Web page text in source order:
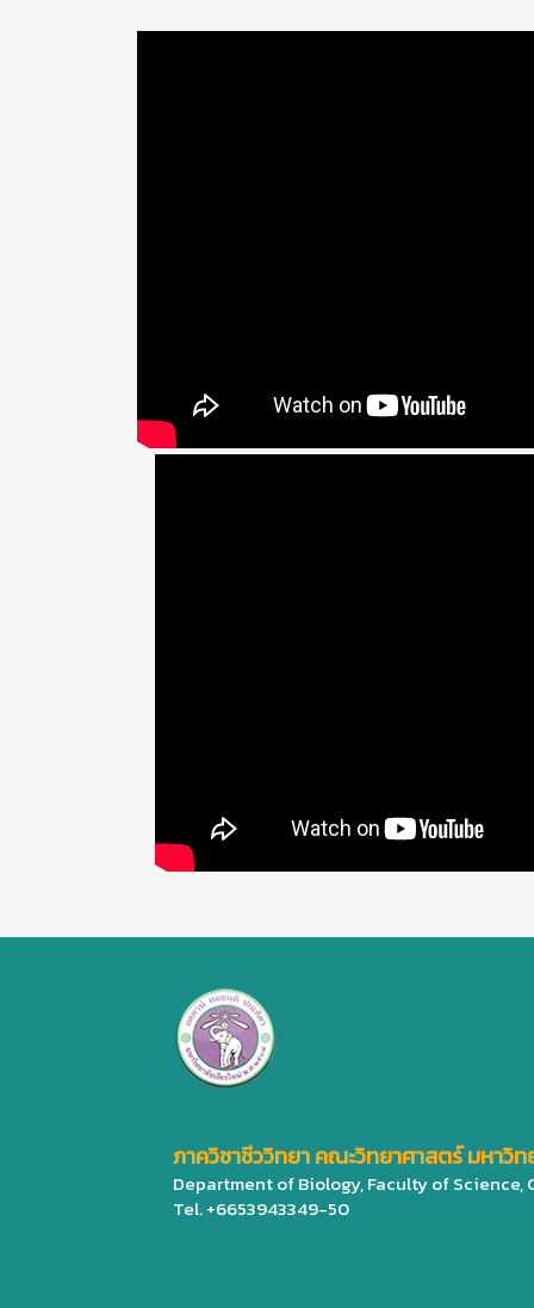
ภาควิชาชีววิทยา คณะวิทยาศาสตร์ มหาวิท
Department of Biology, Faculty of
Tel. +6653943349-50